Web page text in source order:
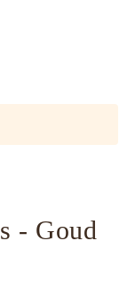
- Goud